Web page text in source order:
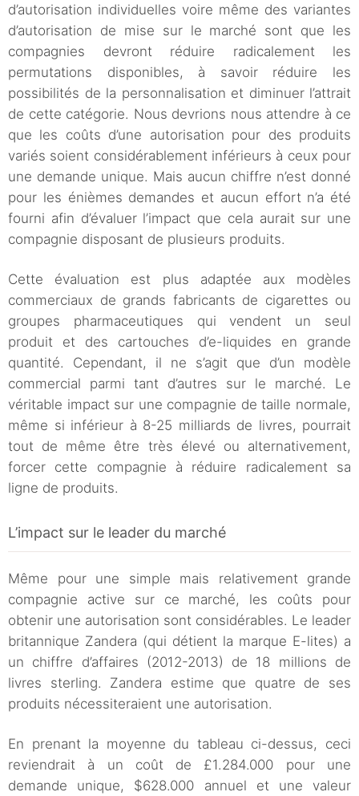
d’autorisation individuelles voire même des variantes
d’autorisation de mise sur le marché sont que les
compagnies devront réduire radicalement les
permutations disponibles, à savoir réduire les
possibilités de la personnalisation et diminuer l’attrait
de cette catégorie. Nous devrions nous attendre à ce
que les coûts d’une autorisation pour des produits
variés soient considérablement inférieurs à ceux pour
une demande unique. Mais aucun chiffre n’est donné
pour les énièmes demandes et aucun effort n’a été
fourni afin d’évaluer l’impact que cela aurait sur une
compagnie disposant de plusieurs produits.
Cette évaluation est plus adaptée aux modèles
commerciaux de grands fabricants de cigarettes ou
groupes pharmaceutiques qui vendent un seul
produit et des cartouches d’e-liquides en grande
quantité. Cependant, il ne s’agit que d’un modèle
commercial parmi tant d’autres sur le marché. Le
véritable impact sur une compagnie de taille normale,
même si inférieur à 8-25 milliards de livres, pourrait
tout de même être très élevé ou alternativement,
forcer cette compagnie à réduire radicalement sa
ligne de produits.
L’impact sur le leader du marché
Même pour une simple mais relativement grande
compagnie active sur ce marché, les coûts pour
obtenir une autorisation sont considérables. Le leader
britannique Zandera (qui détient la marque E-lites) a
un chiffre d’affaires (2012-2013) de 18 millions de
livres sterling. Zandera estime que quatre de ses
produits nécessiteraient une autorisation.
En prenant la moyenne du tableau ci-dessus, ceci
reviendrait à un coût de £1.284.000 pour une
demande unique, $628.000 annuel et une valeur